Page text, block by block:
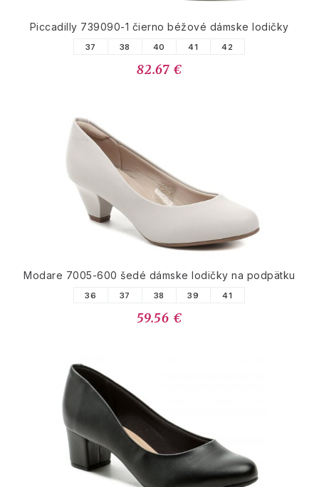
Piccadilly 739090-1 čierno béžové dámske lodičky
37 38 40 41 42
82.67 €
Modare 7005-600 šedé dámske lodičky na podpätku
36 37 38 39 41
59.56 €